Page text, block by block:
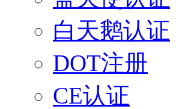
白天鹅认证
DOT注册
CE认证